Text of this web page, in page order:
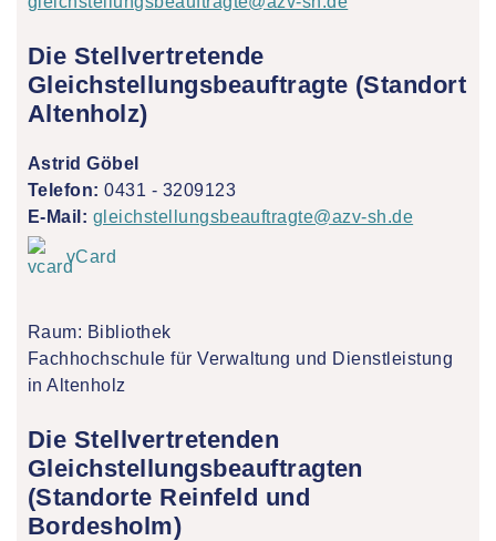
Die Stellvertretende
Gleichstellungsbeauftragte (Standort
Altenholz)
Astrid Göbel
Telefon: 0431 - 3209123
E-Mail: gleichstellungsbeauftragte@azv-sh.de
vCard
Raum: Bibliothek
Fachhochschule für Verwaltung und Dienstleistung
in Altenholz
Die Stellvertretenden
Gleichstellungsbeauftragten
(Standorte Reinfeld und
Bordesholm)